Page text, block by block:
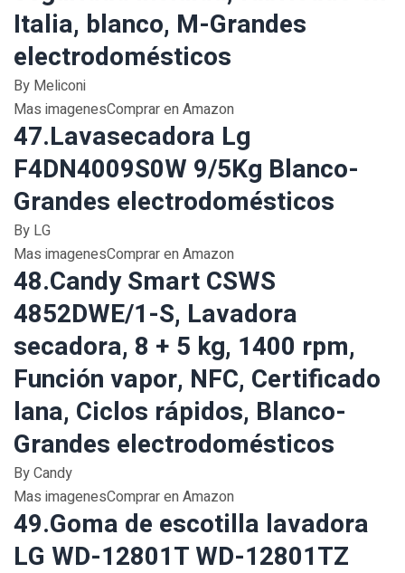
Italia, blanco, M-Grandes
electrodomésticos
By Meliconi
Mas imagenesComprar en Amazon
47.Lavasecadora Lg
F4DN4009S0W 9/5Kg Blanco-
Grandes electrodomésticos
By LG
Mas imagenesComprar en Amazon
48.Candy Smart CSWS
4852DWE/1-S, Lavadora
secadora, 8 + 5 kg, 1400 rpm,
Función vapor, NFC, Certificado
lana, Ciclos rápidos, Blanco-
Grandes electrodomésticos
By Candy
Mas imagenesComprar en Amazon
49.Goma de escotilla lavadora
LG WD-12801T WD-12801TZ